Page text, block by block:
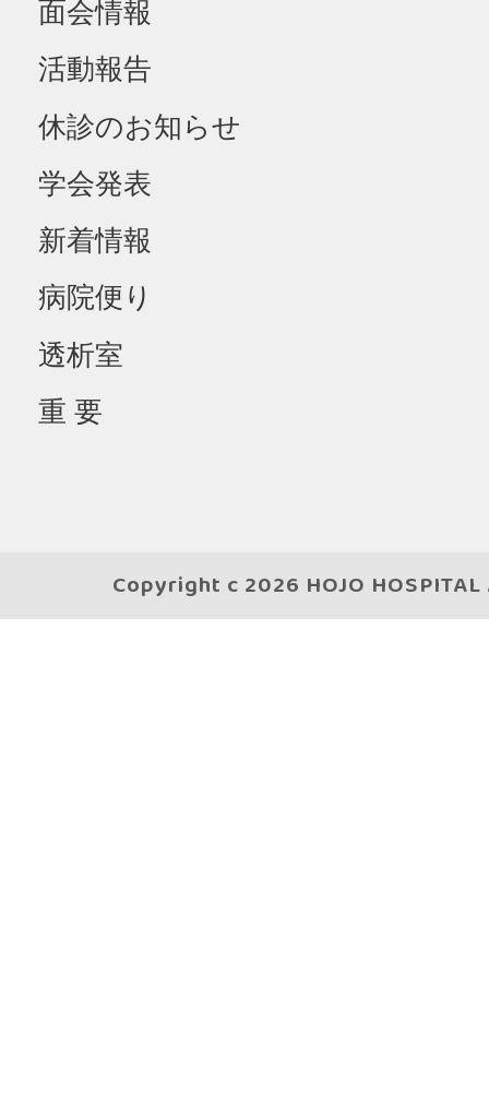
面会情報
活動報告
休診のお知らせ
学会発表
新着情報
病院便り
透析室
重 要
Copyright c 2026 HOJO